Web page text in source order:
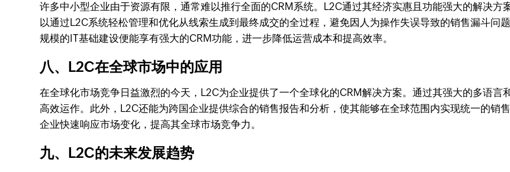
许多中小型企业由于资源有限，通常难以推行全面的CRM系统。L2C通过其经济实惠且功能强大的解决
以通过L2C系统轻松管理和优化从线索生成到最终成交的全过程，避免因人为操作失误导致的销售漏斗问
规模的IT基础建设便能享有强大的CRM功能，进一步降低运营成本和提高效率。
八、L2C在全球市场中的应用
在全球化市场竞争日益激烈的今天，L2C为企业提供了一个全球化的CRM解决方案。通过其强大的多语
高效运作。此外，L2C还能为跨国企业提供综合的销售报告和分析，使其能够在全球范围内实现统一的销
企业快速响应市场变化，提高其全球市场竞争力。
九、L2C的未来发展趋势